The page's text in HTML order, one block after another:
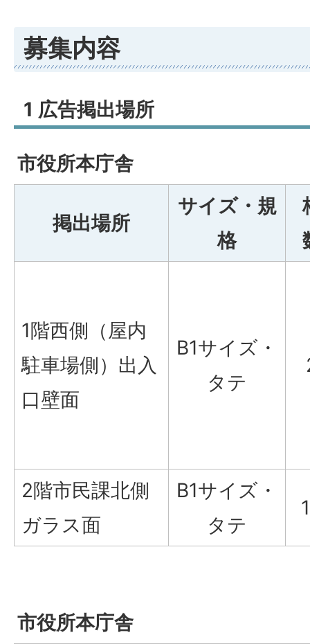
募集内容
1 広告掲出場所
市役所本庁舎
掲出場所
サイズ・規
格
1階西側（屋内
駐車場側）出入
口壁面
B1サイズ・
タテ
2階市民課北側
ガラス面
B1サイズ・
タテ
市役所本庁舎